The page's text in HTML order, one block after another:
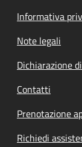
Informativa
Note legali
Dichiarazione
Contatti
Prenotazione
Richiedi